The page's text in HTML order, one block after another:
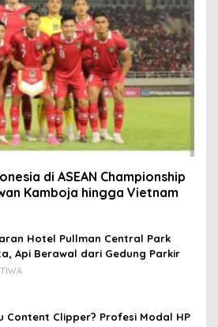
di ASEAN Championship
Kamboja hingga Vietnam
Hotel Pullman Central Park
Api Berawal dari Gedung Parkir
Content Clipper? Profesi Modal HP